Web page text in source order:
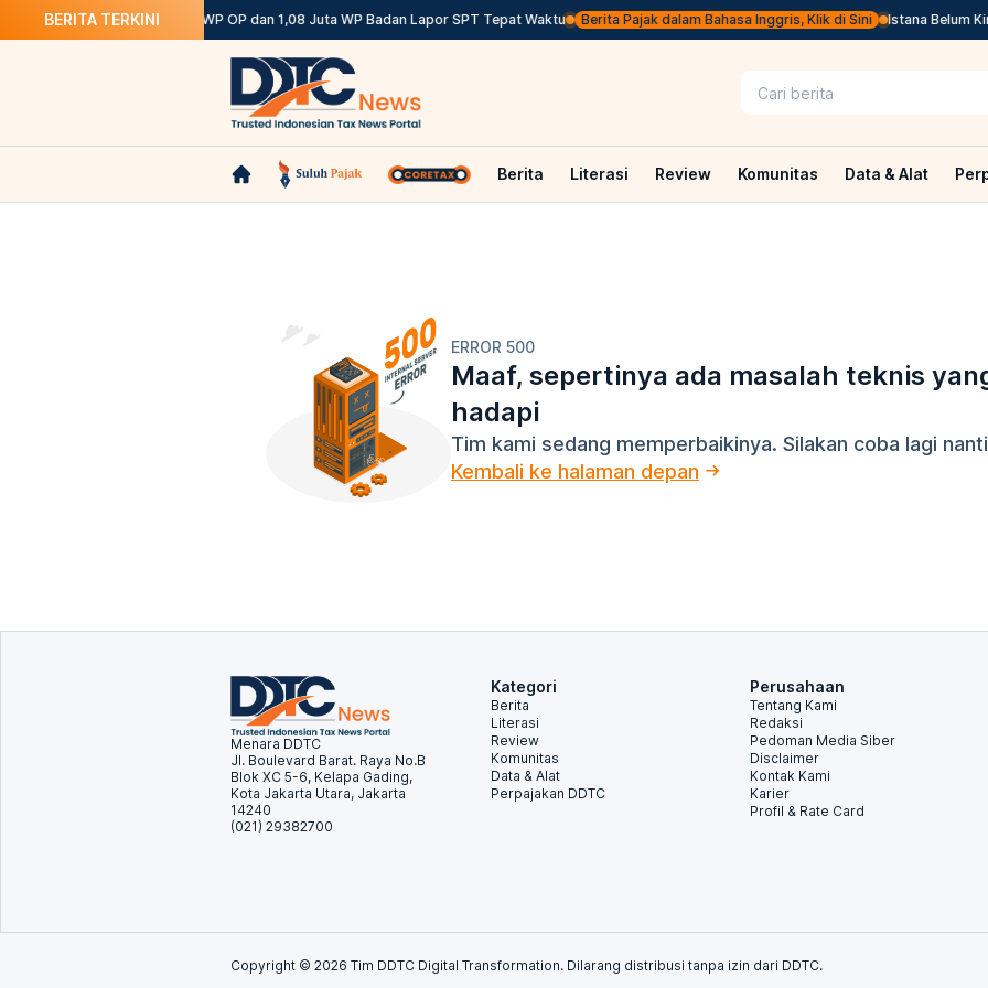
BERITA TERKINI
DJP: 12,12 Juta WP OP dan 1,08 Juta WP Badan Lapor SPT Tepat Waktu Berita Pajak dalam Bahasa Inggris, Klik di Sini Istana Belum
Berita Literasi Review Komunitas Data & Alat
ERROR 500
Maaf, sepertinya ada masalah teknis
hadapi
Tim kami sedang memperbaikinya. Silakan coba lagi
Kembali ke halaman depan
Menara DDTC
Jl. Boulevard Barat. Raya No.B
Blok XC 5-6, Kelapa Gading,
Kota Jakarta Utara, Jakarta
14240
(021) 29382700
Kategori
Berita
Literasi
Review
Komunitas
Data & Alat
Perpajakan DDTC
Perusahaan
Tentang Kami
Redaksi
Pedoman Media Siber
Disclaimer
Kontak Kami
Karier
Profil & Rate Card
Copyright © 2026 Tim DDTC Digital Transformation. Dilarang distribusi tanpa izin dari DDTC.